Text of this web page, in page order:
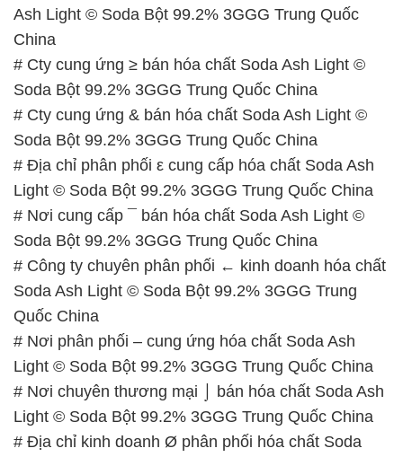
Ash Light © Soda Bột 99.2% 3GGG Trung Quốc
China
# Cty cung ứng ≥ bán hóa chất Soda Ash Light ©
Soda Bột 99.2% 3GGG Trung Quốc China
# Cty cung ứng & bán hóa chất Soda Ash Light ©
Soda Bột 99.2% 3GGG Trung Quốc China
# Địa chỉ phân phối ε cung cấp hóa chất Soda Ash
Light © Soda Bột 99.2% 3GGG Trung Quốc China
# Nơi cung cấp ¯ bán hóa chất Soda Ash Light ©
Soda Bột 99.2% 3GGG Trung Quốc China
# Công ty chuyên phân phối ← kinh doanh hóa chất
Soda Ash Light © Soda Bột 99.2% 3GGG Trung
Quốc China
# Nơi phân phối – cung ứng hóa chất Soda Ash
Light © Soda Bột 99.2% 3GGG Trung Quốc China
# Nơi chuyên thương mại ⌡ bán hóa chất Soda Ash
Light © Soda Bột 99.2% 3GGG Trung Quốc China
# Địa chỉ kinh doanh Ø phân phối hóa chất Soda